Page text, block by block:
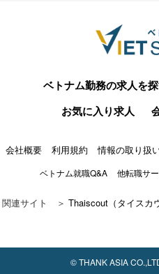
ベトナム勤務の求人を
お気に入り求人
会社概要 利用規約 情報の取り扱
ベトナム就職Q&A 他転職サ
関連サイト ＞ Thaiscout（タイスカ
© THANK ASIA